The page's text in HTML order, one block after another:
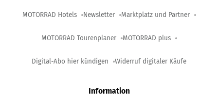
MOTORRAD Hotels Newsletter Marktplatz und Partner
MOTORRAD Tourenplaner MOTORRAD plus
Digital-Abo hier kündigen Widerruf digitaler Käufe
Information